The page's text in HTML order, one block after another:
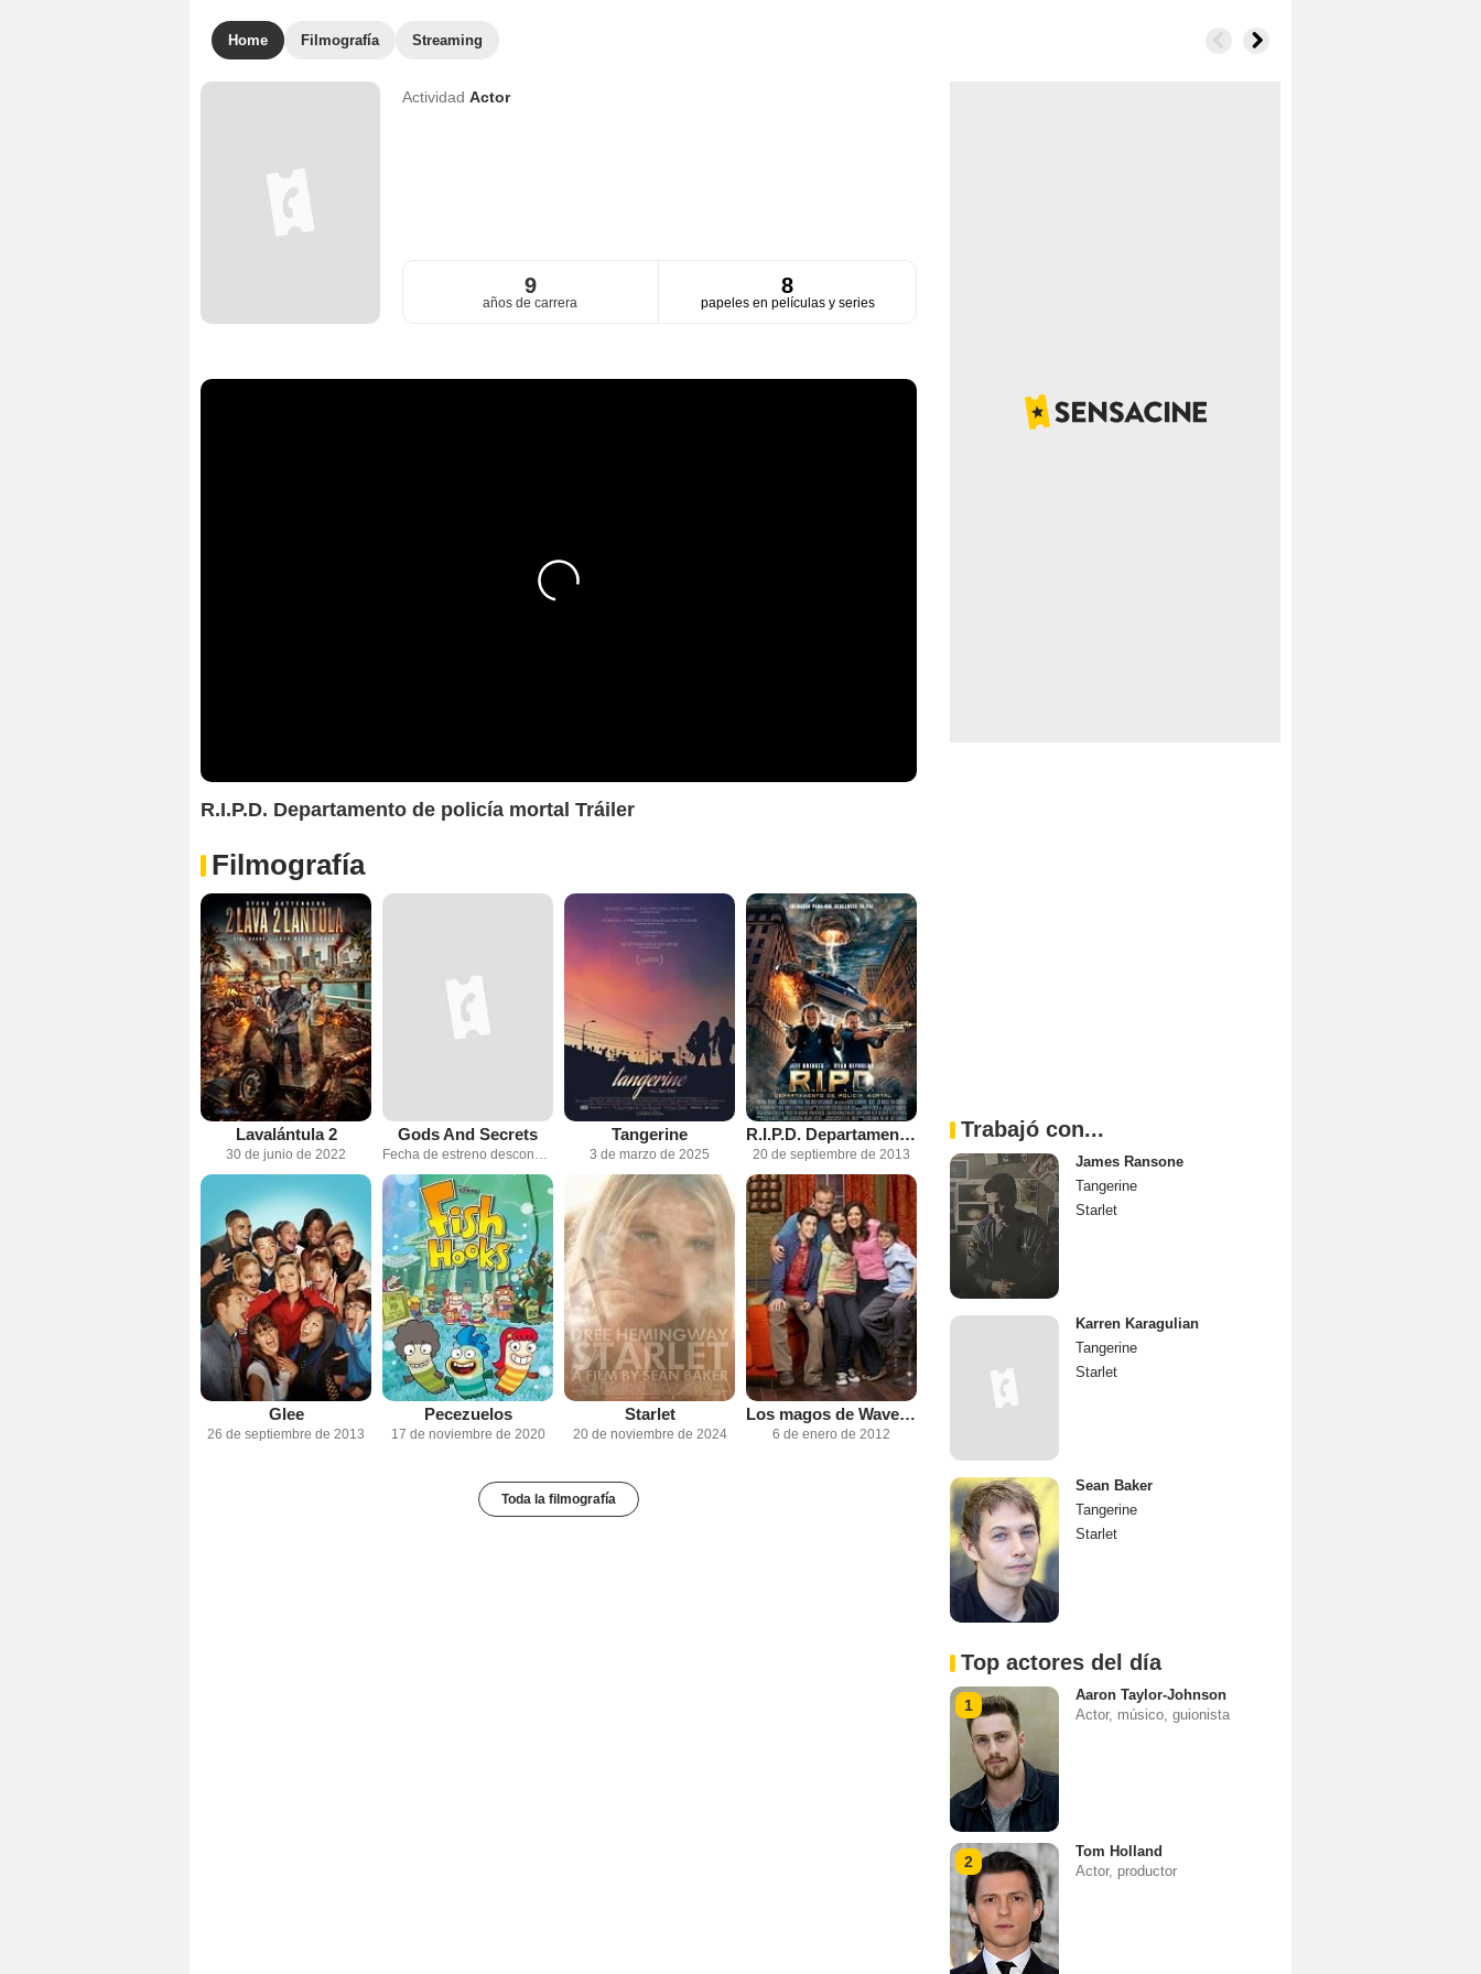
Home Filmografía Streaming
Actividad Actor
9
años de carrera
8
papeles en películas y series
R.I.P.D. Departamento de policía mortal Tráiler
Filmografía
Lavalántula 2
30 de junio de 2022
Gods And Secrets Tangerine
3 de marzo de 2025
R.I.P.D. Departamento de policía mortal
20 de septiembre de 2013
Glee
26 de septiembre de 2013
Pecezuelos
17 de noviembre de 2020
Starlet
20 de noviembre de 2024
Los magos de Waverly Place
6 de enero de 2012
Toda la filmografía
Trabajó con...
James Ransone
Tangerine
Starlet
Karren Karagulian
Tangerine
Starlet
Sean Baker
Tangerine
Starlet
Top actores del día
1
Aaron Taylor-Johnson
Actor, músico, guionista
2
Tom Holland
Actor, productor